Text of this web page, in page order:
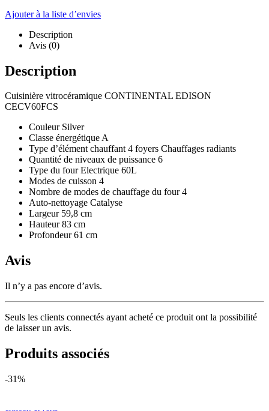
Ajouter à la liste d’envies
Description
Avis (0)
Description
Cuisinière vitrocéramique CONTINENTAL EDISON
CECV60FCS
Couleur Silver
Classe énergétique A
Type d’élément chauffant 4 foyers Chauffages radiants
Quantité de niveaux de puissance 6
Type du four Electrique 60L
Modes de cuisson 4
Nombre de modes de chauffage du four 4
Auto-nettoyage Catalyse
Largeur 59,8 cm
Hauteur 83 cm
Profondeur 61 cm
Avis
Il n’y a pas encore d’avis.
Seuls les clients connectés ayant acheté ce produit ont la possibilité
de laisser un avis.
Produits associés
-31%